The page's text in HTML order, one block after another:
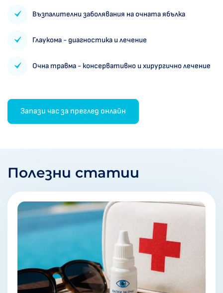
Възпалителни заболявания на очната ябълка
Глаукома - диагностика и лечение
Очна травма - консервативно и хирургично лечение
Запази час за преглед онлайн
Полезни статии